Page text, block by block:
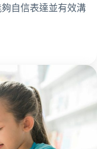
自信表達並有效溝